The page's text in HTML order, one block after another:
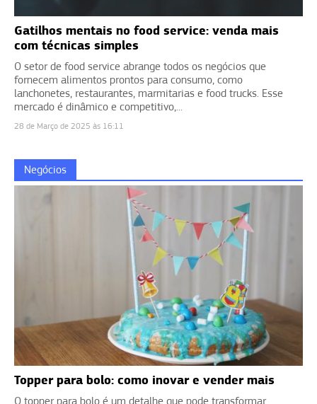
Gatilhos mentais no food service: venda mais
com técnicas simples
O setor de food service abrange todos os negócios que
fornecem alimentos prontos para consumo, como
lanchonetes, restaurantes, marmitarias e food trucks. Esse
mercado é dinâmico e competitivo,...
28 de Março de 2025 às 16:11
Negócios
Topper para bolo: como inovar e vender mais
O topper para bolo é um detalhe que pode transformar